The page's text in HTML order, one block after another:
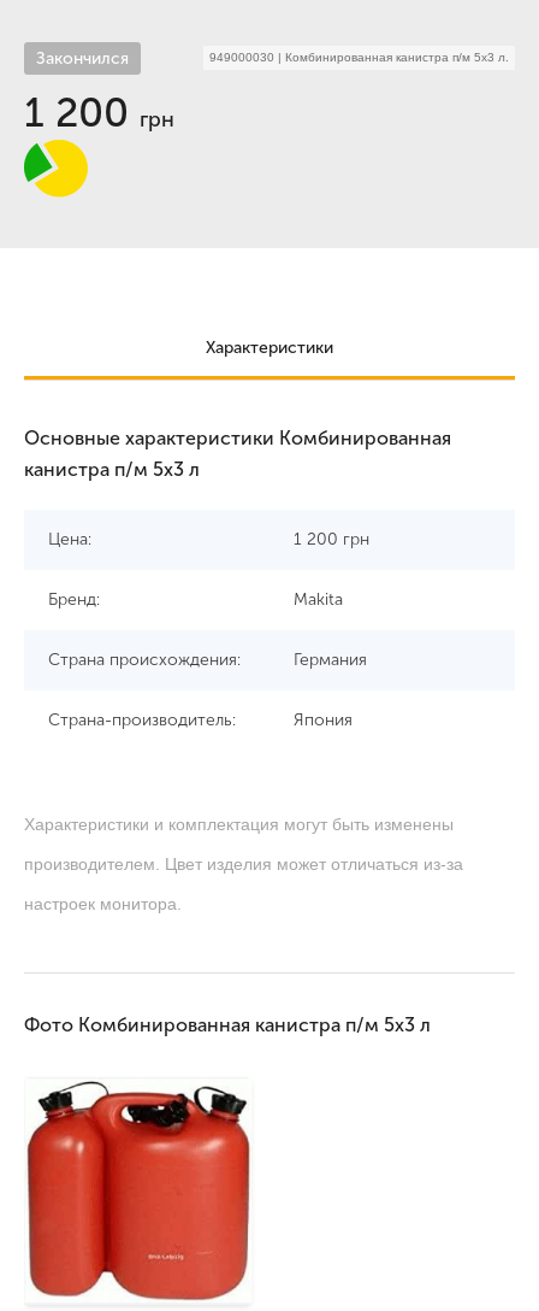
Закончился 949000030 | Комбинированная канистра п/м 5х3 л.
1 200 грн
Характеристики
Основные характеристики Комбинированная
канистра п/м 5х3 л
Цена: 1 200 грн
Бренд: Makita
Страна происхождения: Германия
Страна-производитель: Япония
Характеристики и комплектация могут быть изменены
производителем. Цвет изделия может отличаться из-за
настроек монитора.
Фото Комбинированная канистра п/м 5х3 л